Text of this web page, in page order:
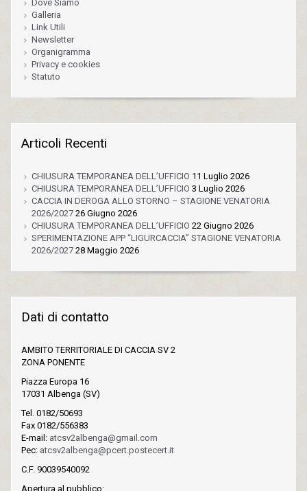
Dove Siamo
Galleria
Link Utili
Newsletter
Organigramma
Privacy e cookies
Statuto
Articoli Recenti
CHIUSURA TEMPORANEA DELL’UFFICIO 11 Luglio 2026
CHIUSURA TEMPORANEA DELL’UFFICIO 3 Luglio 2026
CACCIA IN DEROGA ALLO STORNO – STAGIONE VENATORIA
2026/2027 26 Giugno 2026
CHIUSURA TEMPORANEA DELL’UFFICIO 22 Giugno 2026
SPERIMENTAZIONE APP “LIGURCACCIA” STAGIONE VENATORIA
2026/2027 28 Maggio 2026
Dati di contatto
AMBITO TERRITORIALE DI CACCIA SV 2
ZONA PONENTE
Piazza Europa 16
17031 Albenga (SV)
Tel. 0182/50693
Fax 0182/556383
E-mail: atcsv2albenga@gmail.com
Pec: atcsv2albenga@pcert.postecert.it
C.F. 90039540092
Apertura al pubblico: